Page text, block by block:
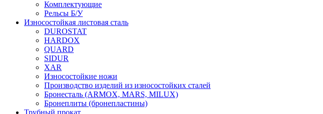
Комплектующие
Рельсы Б/У
Износостойкая листовая сталь
DUROSTAT
HARDOX
QUARD
SIDUR
XAR
Износостойкие ножи
Производство изделий из износостойких сталей
Бронесталь (ARMOX, MARS, MILUX)
Бронеплиты (бронепластины)
Трубный прокат